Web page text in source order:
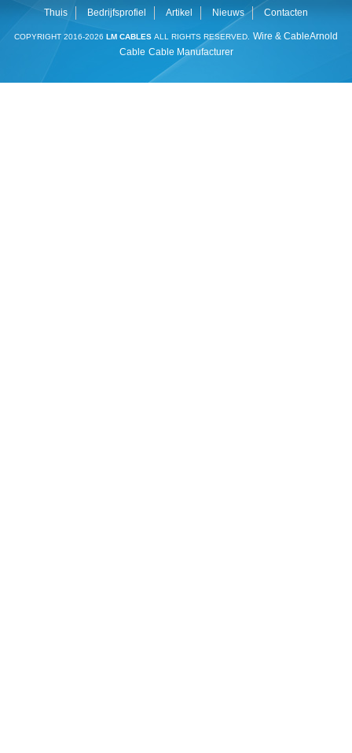
Thuis Bedrijfsprofiel Artikel Nieuws Contacten
COPYRIGHT 2016-2026 LM CABLES ALL RIGHTS RESERVED. Wire & CableArnold
Cable Cable Manufacturer